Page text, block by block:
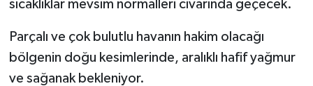
sıcaklıklar mevsim normalleri civarında geçecek.
Parçalı ve çok bulutlu havanın hakim olacağı
bölgenin doğu kesimlerinde, aralıklı hafif yağmur
ve sağanak bekleniyor.